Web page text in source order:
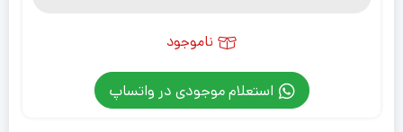
ناموجود
استعلام موجودی در واتساپ